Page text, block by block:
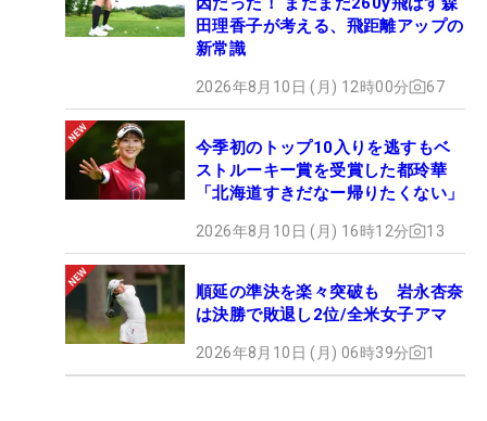
田理香子が考える、飛距離アップの
新常識
2026年8月10日 (月) 12時00分 67
今季初のトップ10入りを逃すもベ
ストルーキー賞を受賞した都玲華
「北海道すきだなー帰りたくない」
2026年8月10日 (月) 16時12分 13
順延の準決を楽々突破も 岩永杏奈
は決勝で敗退し2位/全米女子アマ
2026年8月10日 (月) 06時39分 1